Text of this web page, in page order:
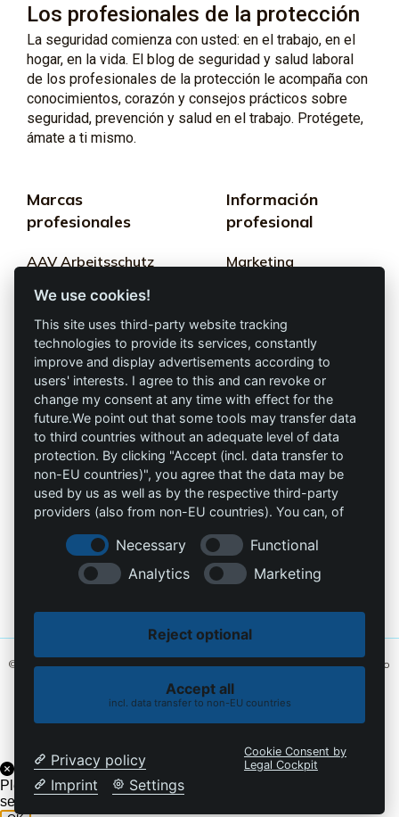
Los profesionales de la protección
La seguridad comienza con usted: en el trabajo, en el
hogar, en la vida. El blog de seguridad y salud laboral
de los profesionales de la protección le acompaña con
conocimientos, corazón y consejos prácticos sobre
seguridad, prevención y salud en el trabajo. Protégete,
ámate a ti mismo.
Marcas
profesionales
AAV Arbeitsschutz
Allprotec® Solo
trabaja seguro
Omniprotect –
Tienda Online
Información
profesional
Marketing
condiciones
Privacidad
Impresión
Contacto
info@die-schutzprofis.de
+49 (511) 679997-97
Wohlenbergstraße 6
Alemania
© 2026 Los profesionales de la protección. Hecho con amorMiU24®y alojado
We use cookies!
This site uses third-party website tracking
technologies to provide its services, constantly
improve and display advertisements according to
users' interests. I agree to this and can revoke or
change my consent at any time with effect for the
future.We point out that some tools may transfer data
to third countries without an adequate level of data
protection. By clicking "Accept (incl. data transfer to
non-EU countries)", you agree that the data may be
used by us as well as by the respective third-party
providers (also from non-EU countries). You can, of
Necessary
Functional
Analytics
Marketing
Reject optional
Accept all
incl. data transfer to non-EU countries
Privacy policy
Imprint
Settings
Cookie Consent by
Legal Cockpit
Please enable the chatbot on the current domain under
settings->security->visibility